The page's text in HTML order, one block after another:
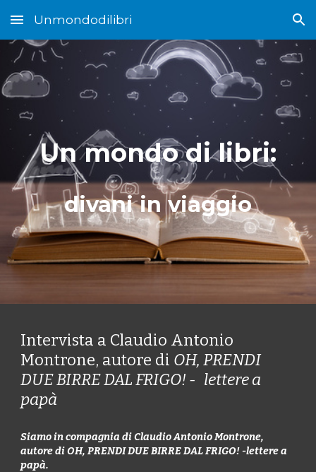
Skip to main content Skip to navigation
Unmondodilibri
Un mondo di libri:
divani in viaggio
Intervista a Claudio Antonio
Montrone, autore di OH, PRENDI
DUE BIRRE DAL FRIGO! - lettere a
papà
Siamo in compagnia di Claudio Antonio Montrone,
autore di OH, PRENDI DUE BIRRE DAL FRIGO! -lettere a
papà.